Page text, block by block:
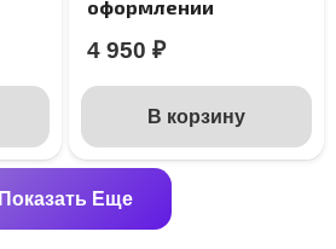
оформлении
4 950₽
В корзину
Показать Еще